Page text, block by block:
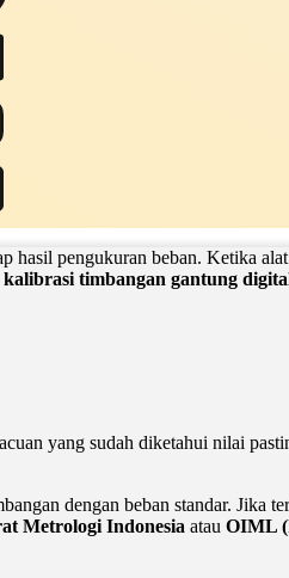
hasil pengukuran beban. Ketika
kalibrasi timbangan gantung
yang sudah diketahui nilai
dengan beban standar. Jika
Metrologi Indonesia atau OIML